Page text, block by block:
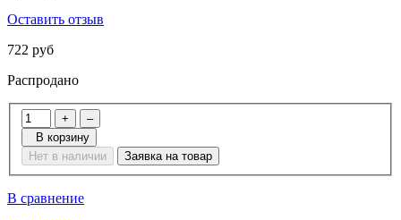
Оставить отзыв
722 руб
Распродано
+
–
В корзину
Нет в наличии
Заявка на товар
В сравнение